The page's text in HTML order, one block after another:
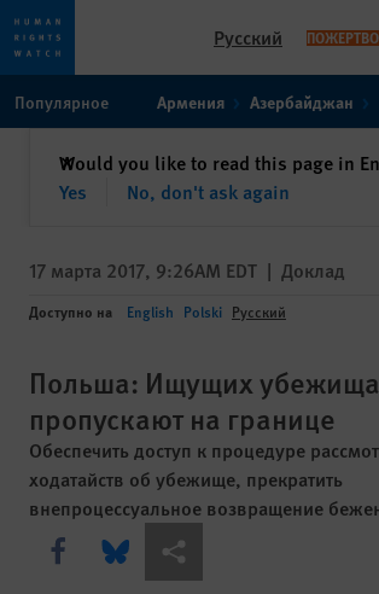
toto
content
Русский
Популярное Армения Азербайджан
Would you like to read this page in
Yes
No, don't ask again
✕закрыть
17 марта 2017, 9:26AM EDT | Доклад
Доступно на English Polski Русский
Польша: Ищущих
пропускают на границе
Обеспечить доступ к процедуре
ходатайств об убежище, прекратить
внепроцессуальное возвращение
Share this via Facebook
Share this via Bluesky
Share this via Поделиться